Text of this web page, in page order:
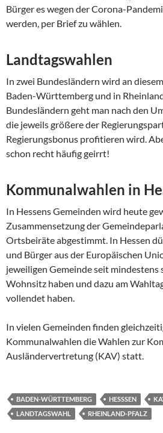
Bürger es wegen der Corona-
werden, per Brief zu wählen.
Landtagswahlen
In zwei Bundesländern wird an
Baden-Württemberg und in
Bundesländern geht man nach den
die jeweils größere der
Regierungsbonus profitieren wird.
schon recht häufig geirrt!
Kommunalwahlen in
In Hessens Gemeinden wird heute
Zusammensetzung der
Ortsbeiräte abgestimmt. In Hessen
und Bürger aus der Europäischen
jeweiligen Gemeinde seit mindestens
Wohnsitz haben und dazu am
vollendet haben.
In vielen Gemeinden finden
Kommunalwahlen die Wahlen zur
Ausländervertretung (KAV) statt.
BADEN-WÜRTTEMBERG HESSSEN
LANDTAGSWAHL
RHEINLAND-PFALZ